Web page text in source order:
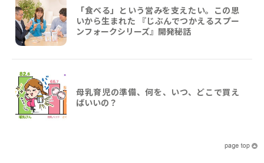
「食べる」という営みを支えたい。この思
いから生まれた 『じぶんでつかえるスプー
ンフォークシリーズ』開発秘話
母乳育児の準備、何を、いつ、どこで買え
ばいいの？